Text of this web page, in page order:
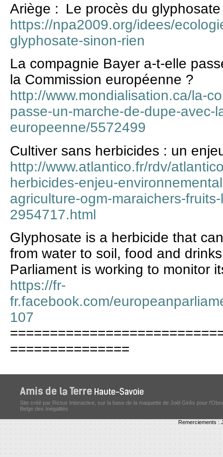
Ariège : Le procès du
https://npa2009.org/idees/
glyphosate-sinon-rien
La compagnie Bayer a-t-elle
la Commission européenne ?
http://www.mondialisation.ca/la-
passe-un-marche-de-dupe-avec-
europeenne/5572499
Cultiver sans herbicides : un
http://www.atlantico.fr/rdv/
herbicides-enjeu-
agriculture-ogm-maraichers-
2954717.html
Glyphosate is a herbicide that
from water to soil, food and
Parliament is working to monitor
https://fr-
fr.facebook.com/
107
===============
Site créé par Rictus Interactive, sur la base de la maquette de Joël Girès pour
Belge des Inégalités
Remerciements :